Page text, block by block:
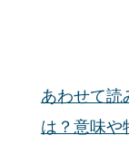
あわせて読
は？意味や